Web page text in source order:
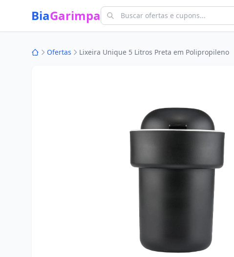
BiaGarimpa
Ofertas Lixeira Unique 5 Litros Preta em Polipropileno